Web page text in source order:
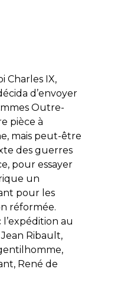
Charles IX,
d’envoyer
Outre-
pièce à
mais peut-être
des guerres
pour essayer
un
pour les
réformée.
au
Ribault,
René de